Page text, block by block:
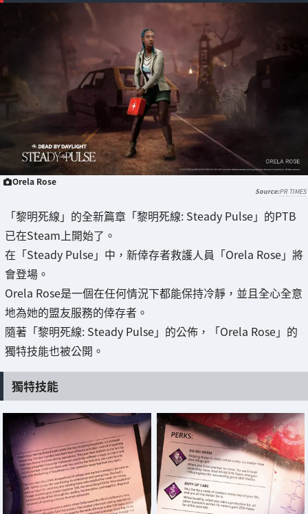
Orela Rose
PR TIMES
「黎明死線」的全新篇章「黎明死線: Steady Pulse」的PTB
已在Steam上開始了。
在「Steady Pulse」中，新倖存者救護人員「Orela Rose」將
會登場。
Orela Rose是一個在任何情況下都能保持冷靜，並且全心全意
地為她的盟友服務的倖存者。
隨著「黎明死線: Steady Pulse」的公佈，「Orela Rose」的
獨特技能也被公開。
獨特技能